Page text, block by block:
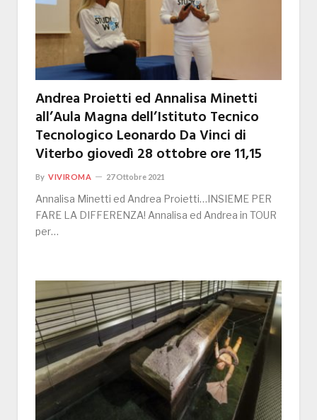
Andrea Proietti ed Annalisa Minetti
all’Aula Magna dell’Istituto Tecnico
Tecnologico Leonardo Da Vinci di
Viterbo giovedì 28 ottobre ore 11,15
By VIVIROMA 27 Ottobre 2021
Annalisa Minetti ed Andrea Proietti…INSIEME PER
FARE LA DIFFERENZA! Annalisa ed Andrea in TOUR
per…